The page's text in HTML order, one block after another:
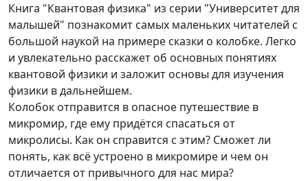
Книга "Квантовая физика" из серии "Университет для
малышей" познакомит самых маленьких читателей с
большой наукой на примере сказки о колобке. Легко
и увлекательно расскажет об основных понятиях
квантовой физики и заложит основы для изучения
физики в дальнейшем.
Колобок отправится в опасное путешествие в
микромир, где ему придётся спасаться от
микролисы. Как он справится с этим? Сможет ли
понять, как всё устроено в микромире и чем он
отличается от привычного для нас мира?